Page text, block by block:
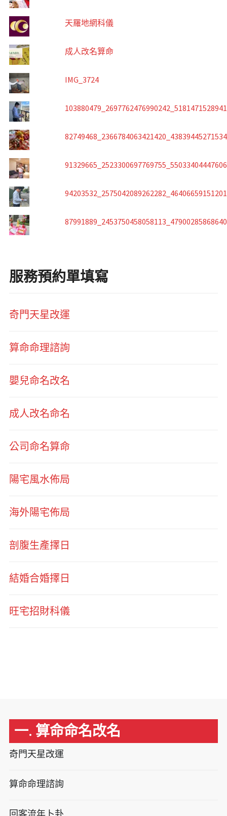
天羅地網科儀
成人改名算命
IMG_3724
服務預約單填寫
奇門天星改運
算命命理諮詢
嬰兒命名改名
成人改名命名
公司命名算命
陽宅風水佈局
海外陽宅佈局
剖腹生產擇日
結婚合婚擇日
旺宅招財科儀
一. 算命命名改名
奇門天星改運
算命命理諮詢